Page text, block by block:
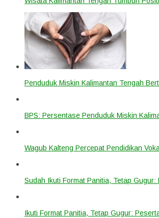
Penduduk Miskin Kalimantan Tengah
BPS: Persentase Penduduk Miskin
Wagub Kalteng Percepat Pendidikan
Sudah Ikuti Format Panitia, Tetap
Ikuti Format Panitia, Tetap Gugur: